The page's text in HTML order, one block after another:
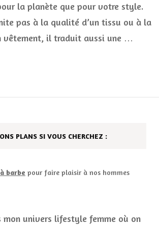
?
la planète que pour votre style.
pas à la qualité d’un tissu ou à la
vêtement, il traduit aussi une …
PLANS SI VOUS CHERCHEZ :
barbe pour faire plaisir à nos hommes
mon univers lifestyle femme où on